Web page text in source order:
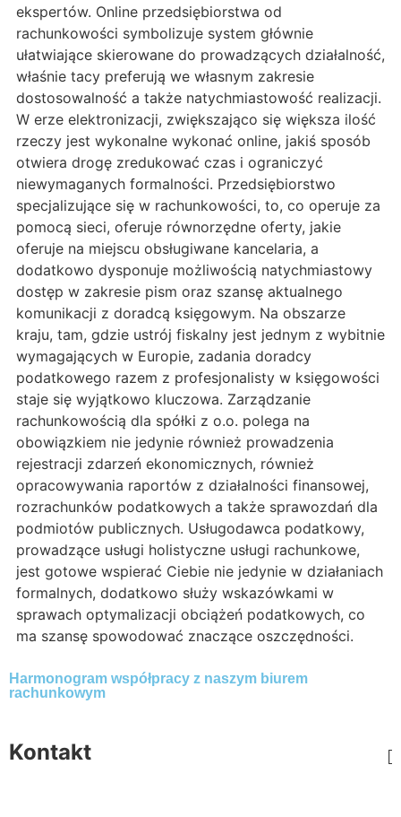
ekspertów. Online przedsiębiorstwa od
rachunkowości symbolizuje system głównie
ułatwiające skierowane do prowadzących działalność,
właśnie tacy preferują we własnym zakresie
dostosowalność a także natychmiastowość realizacji.
W erze elektronizacji, zwiększająco się większa ilość
rzeczy jest wykonalne wykonać online, jakiś sposób
otwiera drogę zredukować czas i ograniczyć
niewymaganych formalności. Przedsiębiorstwo
specjalizujące się w rachunkowości, to, co operuje za
pomocą sieci, oferuje równorzędne oferty, jakie
oferuje na miejscu obsługiwane kancelaria, a
dodatkowo dysponuje możliwością natychmiastowy
dostęp w zakresie pism oraz szansę aktualnego
komunikacji z doradcą księgowym. Na obszarze
kraju, tam, gdzie ustrój fiskalny jest jednym z wybitnie
wymagających w Europie, zadania doradcy
podatkowego razem z profesjonalisty w księgowości
staje się wyjątkowo kluczowa. Zarządzanie
rachunkowością dla spółki z o.o. polega na
obowiązkiem nie jedynie również prowadzenia
rejestracji zdarzeń ekonomicznych, również
opracowywania raportów z działalności finansowej,
rozrachunków podatkowych a także sprawozdań dla
podmiotów publicznych. Usługodawca podatkowy,
prowadzące usługi holistyczne usługi rachunkowe,
jest gotowe wspierać Ciebie nie jedynie w działaniach
formalnych, dodatkowo służy wskazówkami w
sprawach optymalizacji obciążeń podatkowych, co
ma szansę spowodować znaczące oszczędności.
Harmonogram współpracy z naszym biurem
rachunkowym
Kontakt